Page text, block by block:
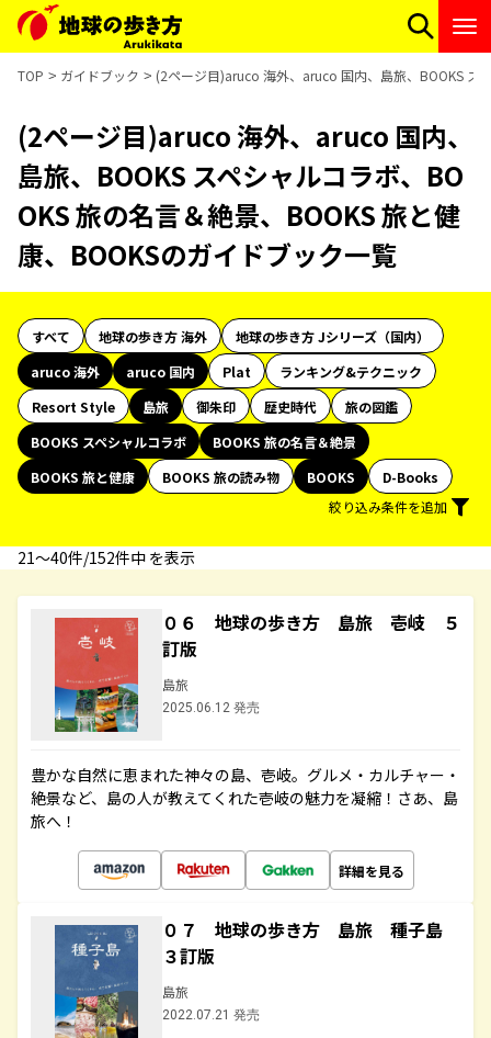
TOP ガイドブック (2ページ目)aruco 海外、aruco 国内、島旅、BOOKS ス
(2ページ目)aruco 海外、aruco 国内、
島旅、BOOKS スペシャルコラボ、BO
OKS 旅の名言＆絶景、BOOKS 旅と健
康、BOOKSのガイドブック一覧
すべて 地球の歩き方 海外
地球の歩き方 Jシリーズ（国内）
aruco 海外
aruco 国内 Plat
ランキング&テクニック
Resort Style
島旅 御朱印 歴史時代
旅の図鑑
BOOKS スペシャルコラボ
BOOKS 旅の名言＆絶景
BOOKS 旅と健康
BOOKS 旅の読み物 BOOKS
D-Books
絞り込み条件を追加
21〜40件/152件中 を表示
０６ 地球の歩き方 島旅 壱岐 ５
訂版
島旅
2025.06.12 発売
豊かな自然に恵まれた神々の島、壱岐。グルメ・カルチャー・
絶景など、島の人が教えてくれた壱岐の魅力を凝縮！さあ、島
旅へ！
詳細を見る
０７ 地球の歩き方 島旅 種子島
３訂版
島旅
2022.07.21 発売